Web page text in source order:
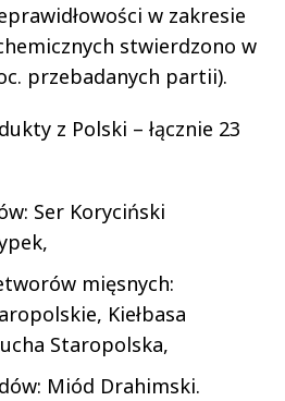
w zakresie
stwierdzono w
przebadanych partii).
z Polski – łącznie 23
Ser Koryciński
mięsnych:
Kiełbasa
Staropolska,
Miód Drahimski.